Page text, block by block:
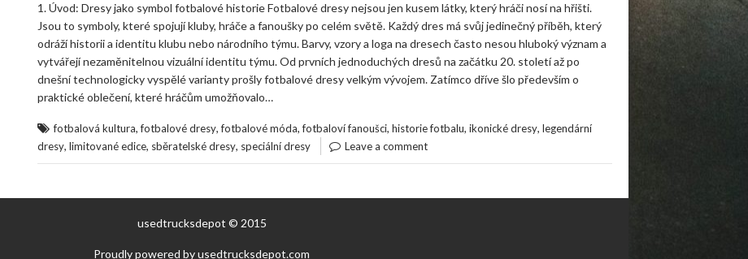
1. Úvod: Dresy jako symbol fotbalové historie Fotbalové dresy nejsou jen kusem látky, který hráči nosí na hřišti.
Jsou to symboly, které spojují kluby, hráče a fanoušky po celém světě. Každý dres má svůj jedinečný příběh, který
odráží historii a identitu klubu nebo národního týmu. Barvy, vzory a loga na dresech často nesou hluboký význam a
vytvářejí nezaměnitelnou vizuální identitu týmu. Od prvních jednoduchých dresů na začátku 20. století až po
dnešní technologicky vyspělé varianty prošly fotbalové dresy velkým vývojem. Zatímco dříve šlo především o
praktické oblečení, které hráčům umožňovalo…
fotbalová kultura,fotbalové dresy,fotbalové móda,fotbaloví fanoušci, historie fotbalu, ikonické dresy, legendární
dresy, limitované edice, sběratelské dresy, speciální dresy Leave a comment
usedtrucksdepot © 2015
Proudly powered by usedtrucksdepot.com